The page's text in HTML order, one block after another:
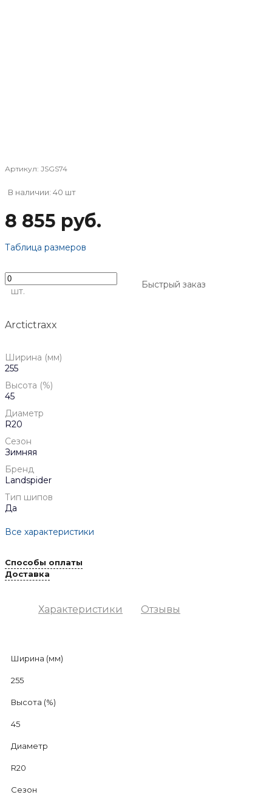
Артикул: JSGS74
В наличии: 40 шт
8 855 руб.
Таблица размеров
шт.
Быстрый заказ
Arctictraxx
Ширина (мм)
255
Высота (%)
45
Диаметр
R20
Сезон
Зимняя
Бренд
Landspider
Тип шипов
Да
Все характеристики
Способы оплаты
Доставка
Характеристики Отзывы
Ширина (мм)
255
Высота (%)
45
Диаметр
R20
Сезон